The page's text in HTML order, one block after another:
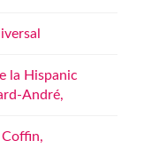
la Hispanic
André,